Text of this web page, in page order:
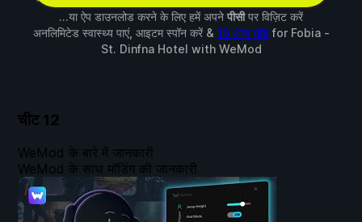
...या ऐप डाउनलोड करने के लिए हमें अपने पीसीपर विज़िट करें
अनलिमिटेड स्वास्थ्य पाएं, आइटम स्पॉन करें & 10 अन्य मॉडfor Fobia -
St. Dinfna Hotel with WeMod
चीट 12
WeMod के बारे में जानकारी
WeMod के साथ मॉडिंग की जानकारी